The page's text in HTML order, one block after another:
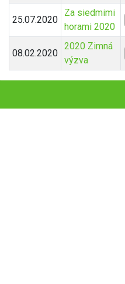
25.07.2020
Za siedmimi
horami 2020
08.02.2020
2020 Zimná
výzva